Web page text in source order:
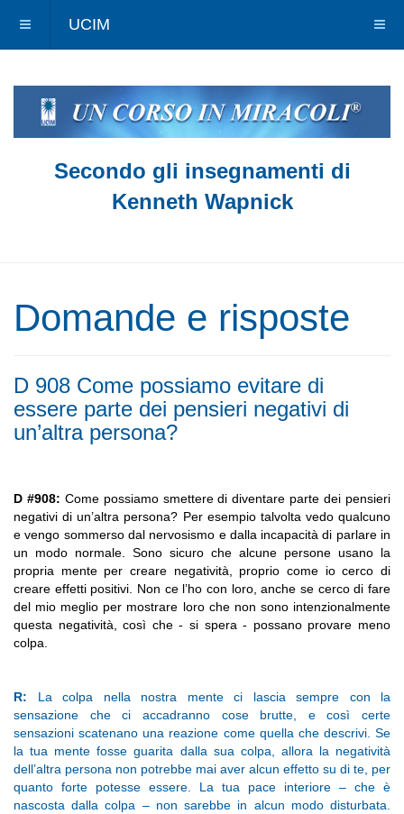
UCIM
Secondo gli insegnamenti di
Kenneth Wapnick
Domande e risposte
D 908 Come possiamo evitare di
essere parte dei pensieri negativi di
un’altra persona?
D #908: Come possiamo smettere di diventare parte dei pensieri
negativi di un’altra persona? Per esempio talvolta vedo qualcuno
e vengo sommerso dal nervosismo e dalla incapacità di parlare in
un modo normale. Sono sicuro che alcune persone usano la
propria mente per creare negatività, proprio come io cerco di
creare effetti positivi. Non ce l’ho con loro, anche se cerco di fare
del mio meglio per mostrare loro che non sono intenzionalmente
questa negatività, così che - si spera - possano provare meno
colpa.
R: La colpa nella nostra mente ci lascia sempre con la
sensazione che ci accadranno cose brutte, e così certe
sensazioni scatenano una reazione come quella che descrivi. Se
la tua mente fosse guarita dalla sua colpa, allora la negatività
dell’altra persona non potrebbe mai aver alcun effetto su di te, per
quanto forte potesse essere. La tua pace interiore – che è
nascosta dalla colpa – non sarebbe in alcun modo disturbata.